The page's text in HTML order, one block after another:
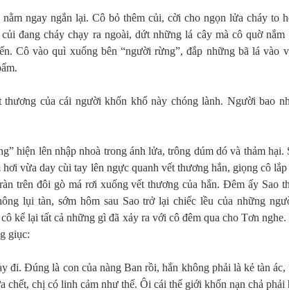
nằm ngay ngắn lại. Cô bỏ thêm củi, cời cho ngọn lửa cháy to
đang cháy chạy ra ngoài, dứt những lá cây mà cô quờ
Cô vào quì xuống bên “người rừng”, đắp những bã lá vào
của cái người khốn khổ này chóng lành. Người bao
hiện lên nhập nhoà trong ánh lửa, trông dúm dó và thảm hại.
hơi vừa day cùi tay lên ngực quanh vết thương hắn, giọng cô lắp
trên đôi gò má rơi xuống vết thương của hắn. Đêm ấy Sao
lụi tàn, sớm hôm sau Sao trở lại chiếc lều của những
kể lại tất cả những gì đã xảy ra với cô đêm qua cho Tơn
giục:
đi. Đúng là con của nàng Ban rồi, hắn không phải là kẻ tàn ác,
chết, chị có linh cảm như thế. Ôi cái thế giới khốn nạn chả phải